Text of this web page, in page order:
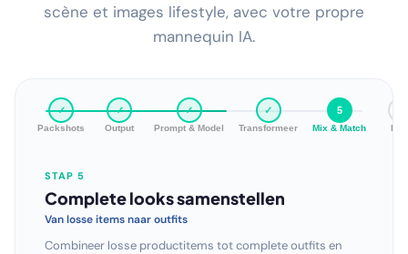
scène et images lifestyle, avec votre propre
mannequin IA.
✓
Packshots
✓
Output
✓
Prompt & Model
✓
Transformeer
✓
Mix & Match
STAP 6
Hele collectie in één run
Schaal zonder grenzen
Genereer professionele beelden voor je volledige catalogus